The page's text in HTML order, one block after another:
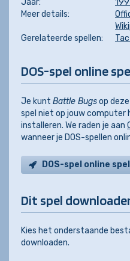
Jaar:
Meer details:
Gerelateerde spellen:
DOS-spel online
Je kunt Battle Bugsop
spel niet op jouw
installeren. We raden je aan
wanneer je DOS-spellen
DOS-spel online
Dit spel
Kies het onderstaande
downloaden.